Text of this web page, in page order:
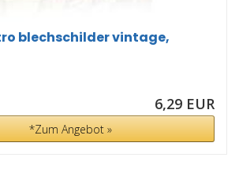
blechschilder vintage,
6,29 EUR
*Zum Angebot »